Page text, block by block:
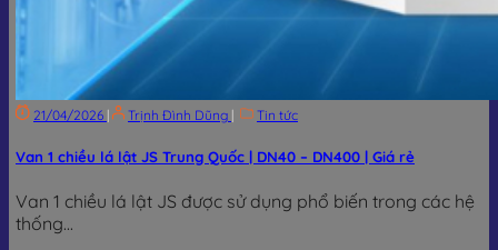
21/04/2026 | Trịnh Đình Dũng | Tin tức
Van 1 chiều lá lật JS Trung Quốc | DN40 – DN400 | Giá rẻ
Van 1 chiều lá lật JS được sử dụng phổ biến trong các hệ
thống...